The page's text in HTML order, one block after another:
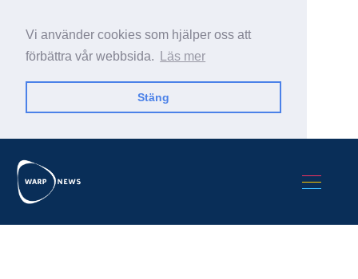
Vi använder cookies som hjälper oss att
förbättra vår webbsida.
Läs mer
Stäng